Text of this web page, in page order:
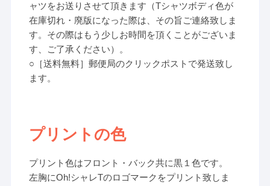
ャツをお送りさせて頂きます（Tシャツボディ色が
在庫切れ・廃版になった際は、その旨ご連絡致しま
す。その際はもう少しお時間を頂くことがございま
す、ご了承ください）。
○［送料無料］郵便局のクリックポストで発送致し
ます。
プリントの色
プリント色はフロント・バック共に黒１色です。
左胸にOh!シャレTのロゴマークをプリント致しま